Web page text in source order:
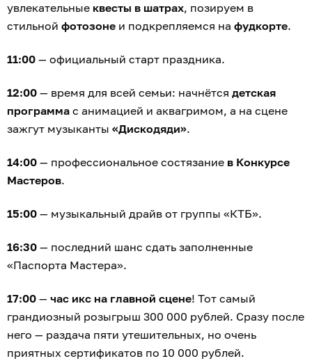
увлекательные квесты в шатрах, позируем в
стильной фотозоне и подкрепляемся на фудкорте.
11:00 — официальный старт праздника.
12:00 — время для всей семьи: начнётся детская
программа с анимацией и аквагримом, а на сцене
зажгут музыканты «Дискодяди».
14:00 — профессиональное состязание в Конкурсе
Мастеров.
15:00 — музыкальный драйв от группы «КТБ».
16:30 — последний шанс сдать заполненные
«Паспорта Мастера».
17:00 — час икс на главной сцене! Тот самый
грандиозный розыгрыш 300 000 рублей. Сразу после
него — раздача пяти утешительных, но очень
приятных сертификатов по 10 000 рублей.